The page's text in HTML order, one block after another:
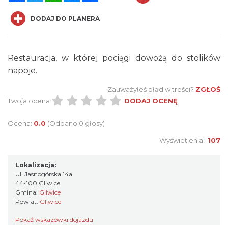
DODAJ DO PLANERA
Restauracja, w której pociągi dowożą do stolików
napoje.
Zauważyłeś błąd w treści? ZGŁOŚ
Twoja ocena:
DODAJ OCENĘ
Ocena: 0.0 (Oddano 0 głosy)
Wyświetlenia: 107
Lokalizacja:
Ul. Jasnogórska 14a
44-100 Gliwice
Gmina: Gliwice
Powiat: Gliwice
Pokaż wskazówki dojazdu